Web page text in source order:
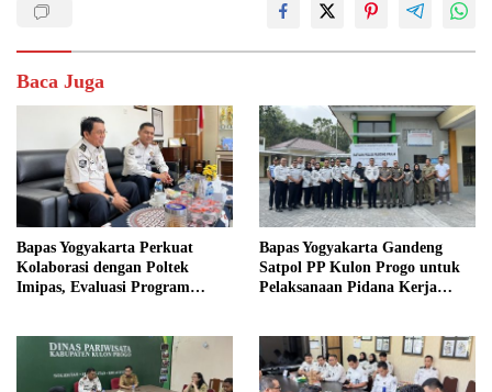
Baca Juga
Bapas Yogyakarta Perkuat
Kolaborasi dengan Poltek
Imipas, Evaluasi Program
Bapas Yogyakarta Gandeng
Satpol PP Kulon Progo untuk
Pelaksanaan Pidana Kerja